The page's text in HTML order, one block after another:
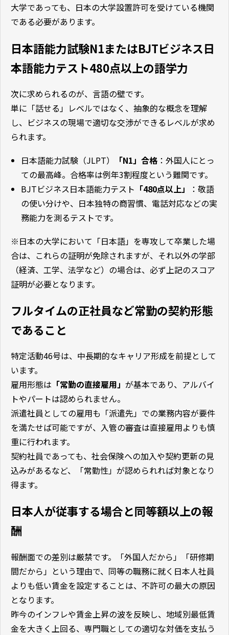
大学であっても、日本の大学設置許可を受けている機関
である必要があります。
日本語能力試験N1またはBJTビジネス日
本語能力テスト480点以上の語学力
次に求められるのが、言語の壁です。
単に「話せる」レベルではなく、抽象的な概念を理解
し、ビジネスの現場で適切な交渉ができるレベルが求め
られます。
日本語能力試験（JLPT）
「N1」合格 ：外国人にとっ
ての最高峰。合格率は例年3割程度という難関です。
BJTビジネス日本語能力テスト 「480点以上」
：敬語
の使い分けや、日本独特の商習慣、電話対応などの実
務能力を測るテストです。
※日本の大学において「日本語」を専攻して卒業した場
合は、これらの証明が免除されますが、それ以外の学部
（経済、工学、法学など）の場合は、必ず上記のスコア
証明が必要となります。
フルタイムの正社員など常勤の契約形態
であること
特定活動46号は、中長期的なキャリア形成を前提として
います。
雇用形態は 「常勤の直接雇用」 が基本であり、アルバイ
トやパートは認められません。
派遣社員としての雇用も「派遣先」での業務内容が要件
を満たせば可能ですが、入管の審査は直接雇用よりも慎
重に行われます。
契約社員であっても、社会保険への加入や契約更新の見
込みがあるなど、「常勤性」が認められれば対象となり
得ます。
日本人が従事する場合と同等額以上の報
酬
報酬面での差別は厳禁です。「外国人だから」「研修期
間だから」という理由で、同等の職務に就く日本人社員
よりも低い賃金を設定することは、不許可の最大の原因
となります。
昨今のインフレや賃金上昇の波を反映し、地域別最低賃
金を大きく上回る、専門職としての適切な対価を支払う